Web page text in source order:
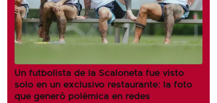
Un futbolista de la Scaloneta fue visto
solo en un exclusivo restaurante: la foto
que generó polémica en redes